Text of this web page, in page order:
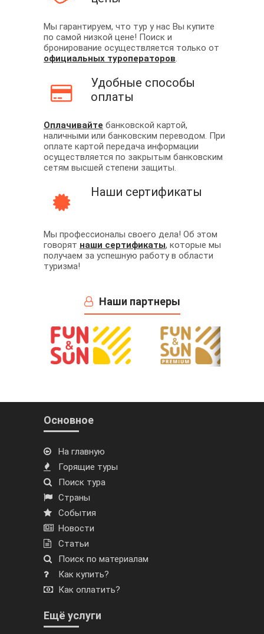
Мы гарантируем, что тур у нас Вы купите
по самой низкой цене! Поиск и
бронирование осуществляется только от
официальных туроператоров.
Удобные способы
оплаты
Оплачивайте банковской картой,
наличными или банковским переводом. При
оплате картой передача информации
осуществляется по закрытым банковским
сетям высшей степени защиты.
Наши сертификаты
Мы профессионалы своего дела! Об этом
говорят наши сертификаты, которые мы
получаем за успешную работу в области
туризма!
Наши партнеры
Основное
На главную
Горящие туры
Поиск тура
Страны
События
Новости
Статьи
Поиск по материалам
Как купить?
Как оплатить?
Ещё услуги